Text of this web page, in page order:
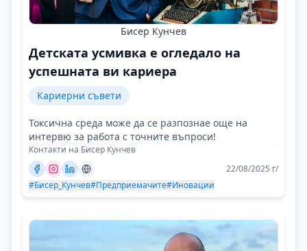
Бисер Кунчев
Детската усмивка е огледало на
успешната ви кариера
Кариерни съвети
Токсична среда може да се разпознае още на
интервю за работа с точните въпроси!
Контакти на Бисер Кунчев
22/08/2025 г/
#Бисер_Кунчев#Предприемачите#Иновации